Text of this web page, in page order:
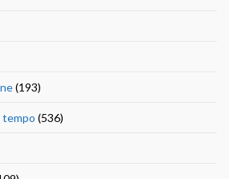
(193)
tempo (536)